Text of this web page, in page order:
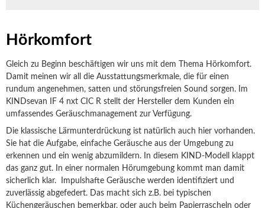
Hörkomfort
Gleich zu Beginn beschäftigen wir uns mit dem Thema Hörkomfort.
Damit meinen wir all die Ausstattungsmerkmale, die für einen
rundum angenehmen, satten und störungsfreien Sound sorgen. Im
KINDsevan IF 4 nxt CIC R stellt der Hersteller dem Kunden ein
umfassendes Geräuschmanagement zur Verfügung.
Die klassische Lärmunterdrückung ist natürlich auch hier vorhanden.
Sie hat die Aufgabe, einfache Geräusche aus der Umgebung zu
erkennen und ein wenig abzumildern. In diesem KIND-Modell klappt
das ganz gut. In einer normalen Hörumgebung kommt man damit
sicherlich klar. Impulshafte Geräusche werden identifiziert und
zuverlässig abgefedert. Das macht sich z.B. bei typischen
Küchengeräuschen bemerkbar, oder auch beim Papierrascheln oder